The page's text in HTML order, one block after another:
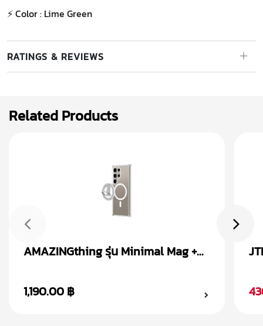
⚡ Color : Lime Green
RATINGS & REVIEWS
Related Products
AMAZINGthing รุ่น Minimal Mag +
Galaxy S24
1,190.00 ฿